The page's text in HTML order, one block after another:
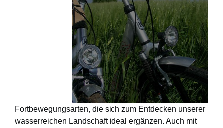
Fortbewegungsarten, die sich zum Entdecken unserer
wasserreichen Landschaft ideal ergänzen. Auch mit